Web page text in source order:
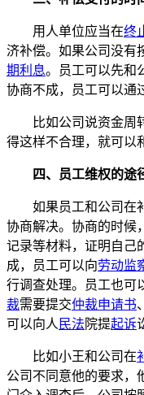
用人单位应当在终
济补偿。如果公司没有
期利息。员工可以先和
协商不成，员工可以通
比如公司说资金周
得这样不合理，就可以
四、员工维权的途
如果员工和公司在
协商解决。协商的时候
记录等材料，证明自己
成，员工可以向劳动监
行调查处理。员工也可
裁需要提交仲裁申请书、
可以向人 民法 院提起诉
比如小王和公司在
公司不同意他的要求，